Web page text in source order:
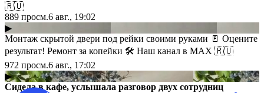
🇷🇺
889 просм.6 авг., 19:02
▶
Монтаж скрытой двери под рейки своими руками 🚪 Оцените
результат! Ремонт за копейки 🛠 Наш канал в МАХ 🇷🇺
972 просм.6 авг., 17:02
▶
Сидела в кафе, услышала разговор двух сотрудниц